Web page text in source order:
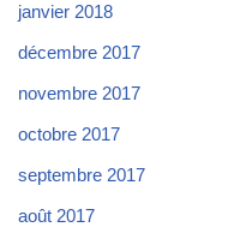
janvier 2018
décembre 2017
novembre 2017
octobre 2017
septembre 2017
août 2017